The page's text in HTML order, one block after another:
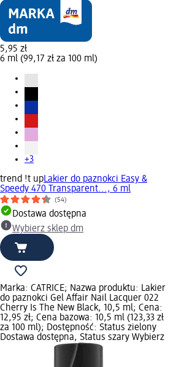
5,95 zł
6 ml (99,17 zł za 100 ml)
+3
trend !t upLakier do paznokci Easy &
Speedy 470 Transparent..., 6 ml
(54)
Dostawa dostępna
Wybierz sklep dm
Marka: CATRICE; Nazwa produktu: Lakier
do paznokci Gel Affair Nail Lacquer 022
Cherry Is The New Black, 10,5 ml; Cena:
12,95 zł; Cena bazowa: 10,5 ml (123,33 zł
za 100 ml); Dostępność: Status zielony
Dostawa dostępna, Status szary Wybierz